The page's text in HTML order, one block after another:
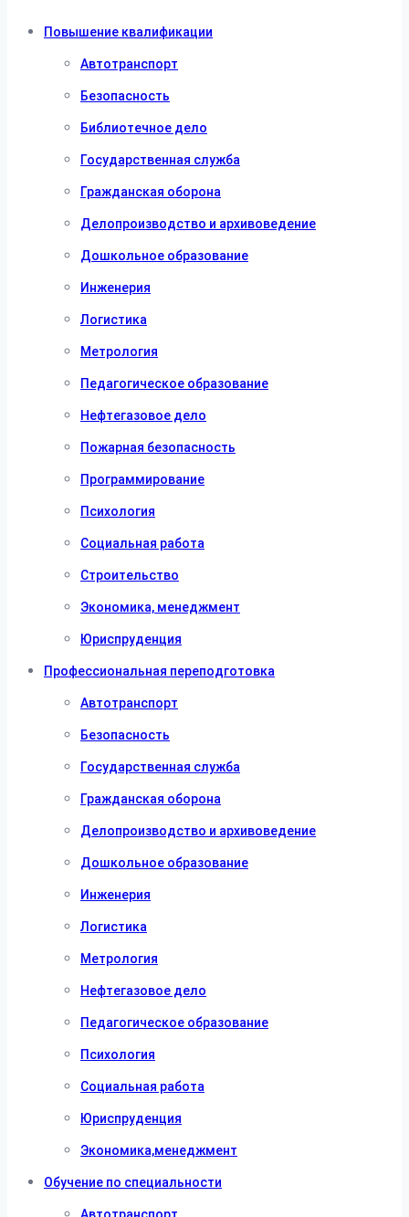
Повышение квалификации
Автотранспорт
Безопасность
Библиотечное дело
Государственная служба
Гражданская оборона
Делопроизводство и архивоведение
Дошкольное образование
Инженерия
Логистика
Метрология
Педагогическое образование
Нефтегазовое дело
Пожарная безопасность
Программирование
Психология
Социальная работа
Строительство
Экономика, менеджмент
Юриспруденция
Профессиональная переподготовка
Автотранспорт
Безопасность
Государственная служба
Гражданская оборона
Делопроизводство и архивоведение
Дошкольное образование
Инженерия
Логистика
Метрология
Нефтегазовое дело
Педагогическое образование
Психология
Социальная работа
Юриспруденция
Экономика,менеджмент
Обучение по специальности